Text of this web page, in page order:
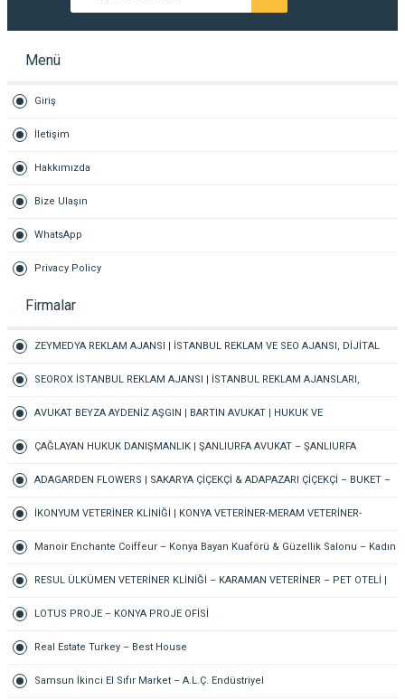
Menü
Giriş
İletişim
Hakkımızda
Bize Ulaşın
WhatsApp
Privacy Policy
Firmalar
ZEYMEDYA REKLAM AJANSI | İSTANBUL REKLAM VE SEO AJANSI, DİJİTAL
PAZARLAMA AJANSI, SOSYAL MEDYA AJANSI, 360 REKLAM
SEOROX İSTANBUL REKLAM AJANSI | İSTANBUL REKLAM AJANSLARI,
DİJİTAL PAZARLAMA AJANSI, SEO AJANSI & SOSYAL MEDYA AJANSI
AVUKAT BEYZA AYDENİZ AŞGIN | BARTIN AVUKAT | HUKUK VE
ARABULUCULUK BÜROSU – AİLE, CEZA, İŞ HUKUKU, BOŞANMA AVUKATI
ÇAĞLAYAN HUKUK DANIŞMANLIK | ŞANLIURFA AVUKAT – ŞANLIURFA
BOŞANMA AVUKATI ŞANLIURFA TAZMİNAT AVUKATI ŞANLIURFA CEZA
AVUKATI
ADAGARDEN FLOWERS | SAKARYA ÇİÇEKÇİ & ADAPAZARI ÇİÇEKÇİ – BUKET –
GELİN ÇİÇEĞİ – DÜĞÜN-NİŞAN – ORGANİZASYON – ONLINE SİPARİŞ
İKONYUM VETERİNER KLİNİĞİ | KONYA VETERİNER-MERAM VETERİNER-
SELÇUKLU VETERİNER-KARATAY | ACİL-7/24 NÖBETÇİ VETERİNER KLİNİĞİ
Manoir Enchante Coiffeur – Konya Bayan Kuaförü & Güzellik Salonu – Kadın
Kuaförü – Meram Kuaför – Bayan Kuaförü – Konya Kuaför
RESUL ÜLKÜMEN VETERİNER KLİNİĞİ – KARAMAN VETERİNER – PET OTELİ |
ACİL VETERİNER – 7/24 AÇIK NÖBETÇİ VETERİNER KLİNİĞİ
LOTUS PROJE – KONYA PROJE OFİSİ
Real Estate Turkey – Best House
Samsun İkinci El Sıfır Market – A.L.Ç. Endüstriyel